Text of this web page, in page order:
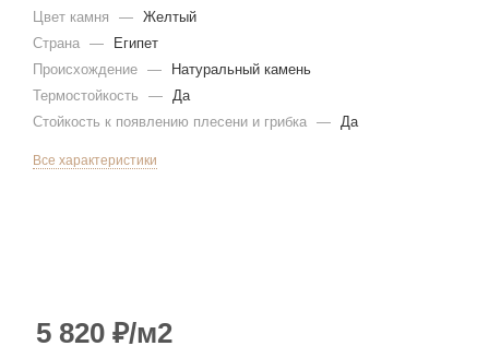
Цвет камня
— Желтый
Страна —
Египет
Происхождение —
Натуральный камень
Термостойкость
—
Да
Стойкость к появлению плесени и грибка — Да
Все характеристики
5 820 ₽/м2